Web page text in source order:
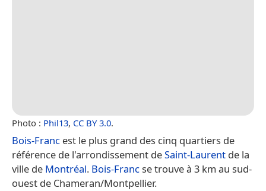
Photo : Phil13, CC BY 3.0.
Bois-Franc est le plus grand des cinq quartiers de
référence de l'arrondissement deSaint-Laurent de la
ville de Montréal. Bois-Francse trouve à 3 km au sud-
ouest de Chameran/Montpellier.